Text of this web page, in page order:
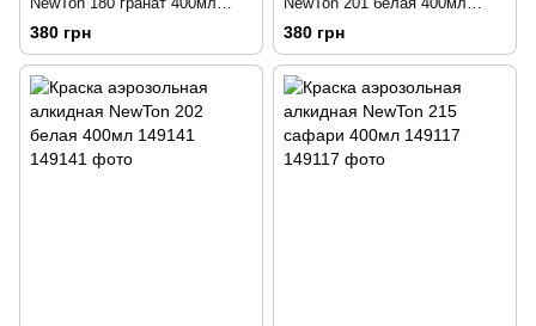
149162
380 грн
149150
380 грн